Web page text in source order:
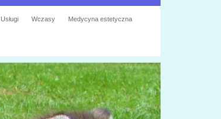
Usługi Wczasy Medycyna estetyczna